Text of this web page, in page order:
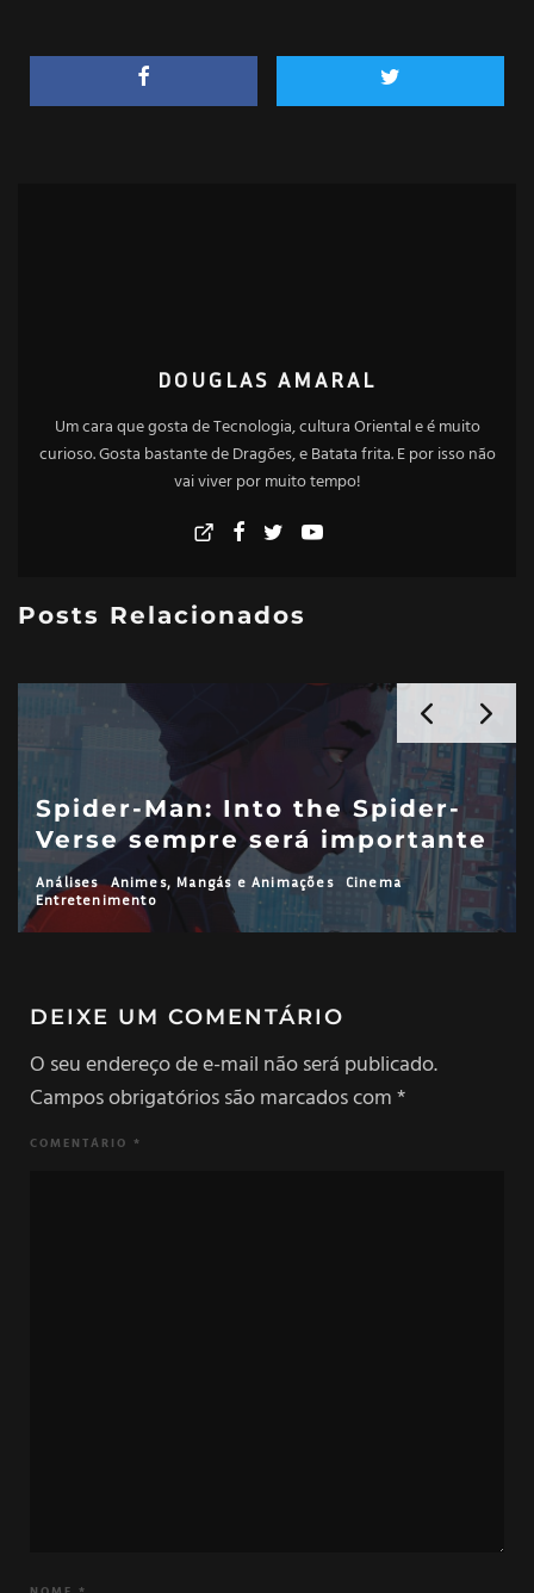
DOUGLAS AMARAL
Um cara que gosta de Tecnologia, cultura Oriental e é muito
curioso. Gosta bastante de Dragões, e Batata frita. E por isso não
vai viver por muito tempo!
Posts Relacionados
Spider-Man: Into the Spider-
Verse sempre será importante
Análises Animes, Mangás e Animações
Cinema
Entretenimento
DEIXE UM COMENTÁRIO
O seu endereço de e-mail não será publicado.
Campos obrigatórios são marcados com*
COMENTÁRIO *